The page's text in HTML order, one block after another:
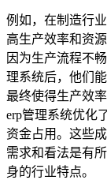
例如，在制造行
高生产效率和资
因为生产流程不
理系统后，他们
最终使得生产效
erp管理系统优化
资金占用。这些
需求和看法是有
身的行业特点。